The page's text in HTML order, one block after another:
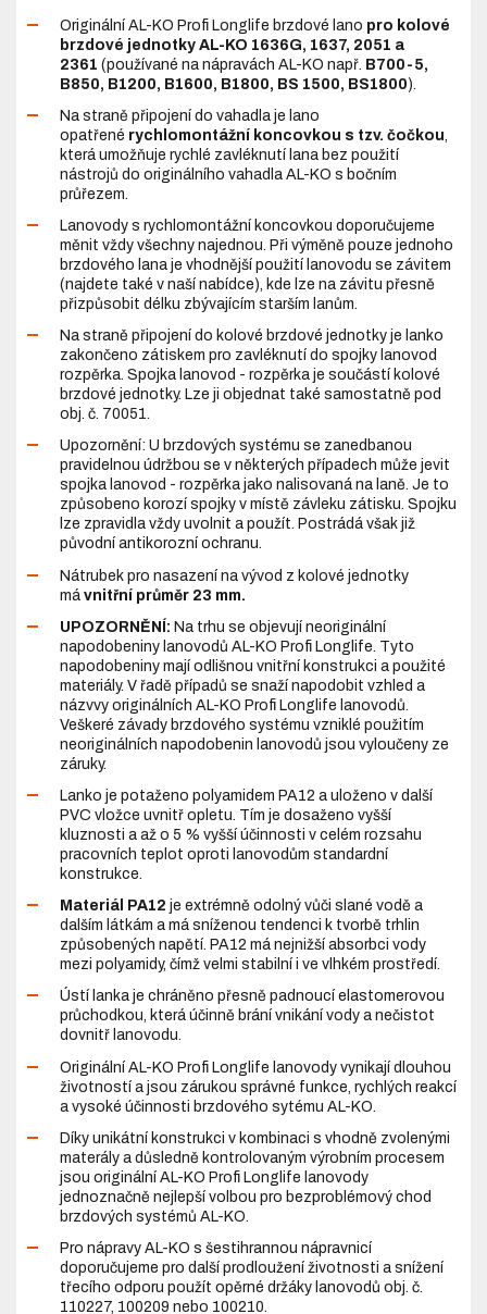
Originální AL-KO Profi Longlife brzdové lano pro kolové
brzdové jednotky AL-KO 1636G, 1637, 2051 a
2361 (používané na nápravách AL-KO např. B700-5,
B850, B1200, B1600, B1800, BS 1500, BS1800).
Na straně připojení do vahadla je lano
opatřené rychlomontážní koncovkou s tzv. čočkou
která umožňuje rychlé zavléknutí lana bez použití
nástrojů do originálního vahadla AL-KO s bočním
průřezem.
Lanovody s rychlomontážní koncovkou doporučujeme
měnit vždy všechny najednou. Při výměně pouze jednoho
brzdového lana je vhodnější použití lanovodu se závitem
(najdete také v naší nabídce), kde lze na závitu přesně
přizpůsobit délku zbývajícím starším lanům.
Na straně připojení do kolové brzdové jednotky je lanko
zakončeno zátiskem pro zavléknutí do spojky lanovod
rozpěrka. Spojka lanovod - rozpěrka je součástí kolové
brzdové jednotky. Lze ji objednat také samostatně pod
obj. č. 70051.
Upozornění: U brzdových systému se zanedbanou
pravidelnou údržbou se v některých případech může jevit
spojka lanovod - rozpěrka jako nalisovaná na laně. Je to
způsobeno korozí spojky v místě závleku zátisku. Spojku
lze zpravidla vždy uvolnit a použít. Postrádá však již
původní antikorozní ochranu.
Nátrubek pro nasazení na vývod z kolové jednotky
mávnitřní průměr 23 mm.
UPOZORNĚNÍ: Na trhu se objevují neoriginální
napodobeniny lanovodů AL-KO Profi Longlife. Tyto
napodobeniny mají odlišnou vnitřní konstrukci a použité
materiály. V řadě případů se snaží napodobit vzhled a
názvvy originálních AL-KO Profi Longlife lanovodů.
Veškeré závady brzdového systému vzniklé použitím
neoriginálních napodobenin lanovodů jsou vyloučeny ze
záruky.
Lanko je potaženo polyamidem PA12 a uloženo v další
PVC vložce uvnitř opletu. Tím je dosaženo vyšší
kluznosti a až o 5 % vyšší účinnosti v celém rozsahu
pracovních teplot oproti lanovodům standardní
konstrukce.
Materiál PA12 je extrémně odolný vůči slané vodě a
dalším látkám a má sníženou tendenci k tvorbě trhlin
způsobených napětí. PA12 má nejnižší absorbci vody
mezi polyamidy, čímž velmi stabilní i ve vlhkém prostředí.
Ústí lanka je chráněno přesně padnoucí elastomerovou
průchodkou, která účinně brání vnikání vody a nečistot
dovnitř lanovodu.
Originální AL-KO Profi Longlife lanovody vynikají dlouhou
životností a jsou zárukou správné funkce, rychlých reakcí
a vysoké účinnosti brzdového sytému AL-KO.
Díky unikátní konstrukci v kombinaci s vhodně zvolenými
materály a důsledně kontrolovaným výrobním procesem
jsou originální AL-KO Profi Longlife lanovody
jednoznačně nejlepší volbou pro bezproblémový chod
brzdových systémů AL-KO.
Pro nápravy AL-KO s šestihrannou nápravnicí
doporučujeme pro další prodloužení životnosti a snížení
třecího odporu použít opěrné držáky lanovodů obj. č.
110227, 100209 nebo 100210.